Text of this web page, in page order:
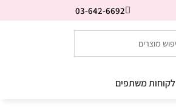
03-642-6692
לקוחות משתפים